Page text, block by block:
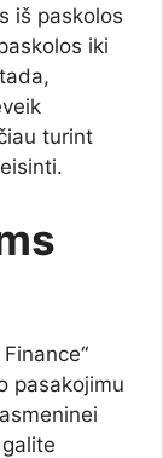
iš paskolos
iki
turint
pasakojimu